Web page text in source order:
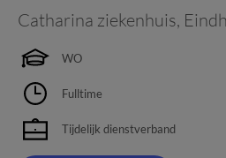
Catharina ziekenhuis,
WO
Fulltime
Tijdelijk dienstverband